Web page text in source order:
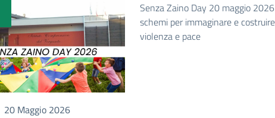
Senza Zaino Day 20 maggio
schemi per immaginare e
violenza e pace
20 Maggio 2026